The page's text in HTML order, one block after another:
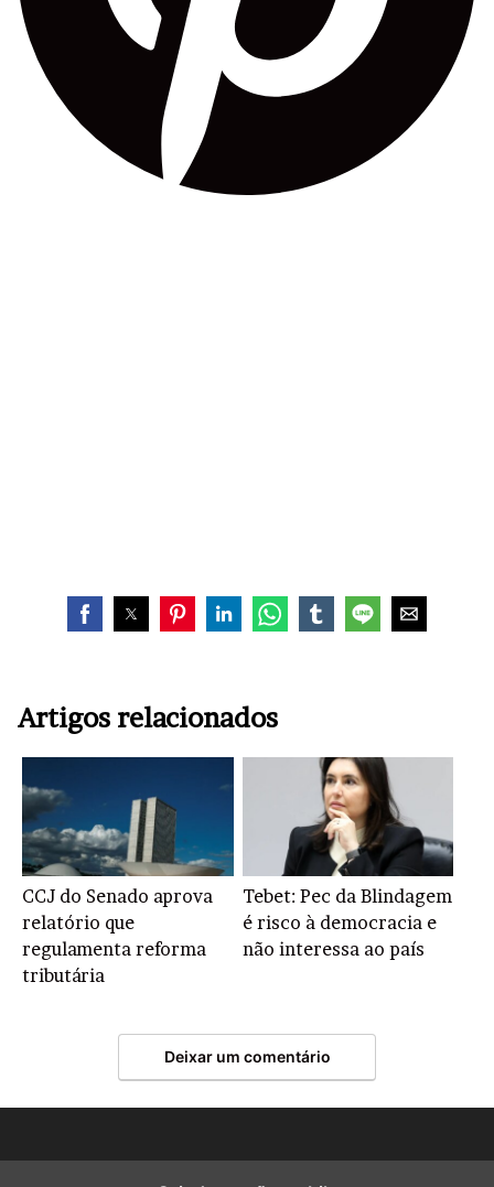
Artigos relacionados
CCJ do Senado aprova
relatório que
regulamenta reforma
tributária
Tebet: Pec da Blindagem
é risco à democracia e
não interessa ao país
Deixar um comentário